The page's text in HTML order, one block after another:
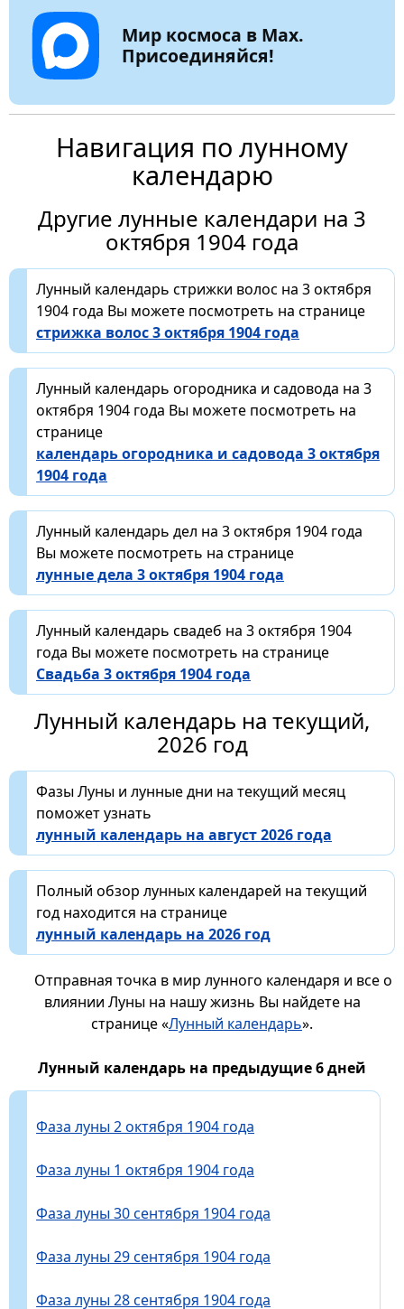
Мир космоса в Max.
Присоединяйся!
Навигация по лунному
календарю
Другие лунные календари на 3
октября 1904 года
Лунный календарь стрижки волос на 3 октября
1904 года Вы можете посмотреть на странице
стрижка волос 3 октября 1904 года
Лунный календарь огородника и садовода на 3
октября 1904 года Вы можете посмотреть на
странице
календарь огородника и садовода 3 октября
1904 года
Лунный календарь дел на 3 октября 1904 года
Вы можете посмотреть на странице
лунные дела 3 октября 1904 года
Лунный календарь свадеб на 3 октября 1904
года Вы можете посмотреть на странице
Свадьба 3 октября 1904 года
Лунный календарь на текущий,
2026 год
Фазы Луны и лунные дни на текущий месяц
поможет узнать
лунный календарь на август 2026 года
Полный обзор лунных календарей на текущий
год находится на странице
лунный календарь на 2026 год
Отправная точка в мир лунного календаря и все о
влиянии Луны на нашу жизнь Вы найдете на
странице «Лунный календарь».
Лунный календарь на предыдущие 6 дней
Фаза луны 2 октября 1904 года
Фаза луны 1 октября 1904 года
Фаза луны 30 сентября 1904 года
Фаза луны 29 сентября 1904 года
Фаза луны 28 сентября 1904 года